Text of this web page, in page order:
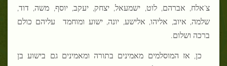
צ'אלח, אברהם, לוט, ישמעאל, יצחק, יעקב, יוסף, משה, דוד,
שלמה, איוב, אליהו, אלישע, יונה, ישוע ומוחמד
עליהם כולם
ברכה ושלום.
כן, אז המוסלמים מאמינים בתורה ומאמינים גם בישוע בן